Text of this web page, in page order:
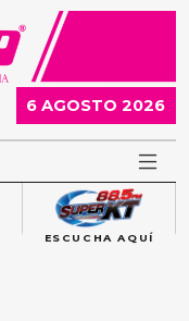
6 AGOSTO 2026
ESCUCHA AQUÍ